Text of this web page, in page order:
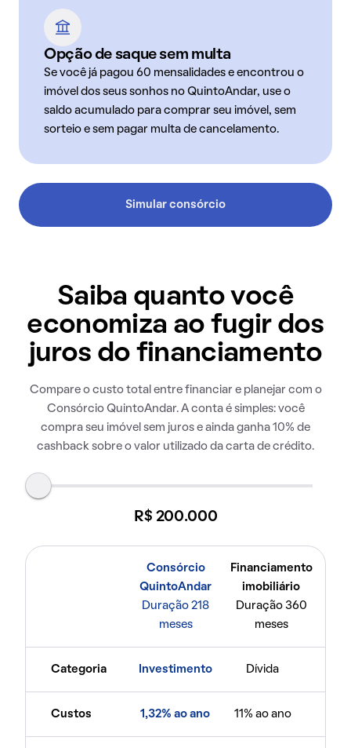
Opção de saque sem multa
Se você já pagou 60 mensalidades e encontrou o
imóvel dos seus sonhos no QuintoAndar, use o
saldo acumulado para comprar seu imóvel, sem
sorteio e sem pagar multa de cancelamento.
Simular consórcio
Saiba quanto você
economiza ao fugir dos
juros do financiamento
Compare o custo total entre financiar e planejar com o
Consórcio QuintoAndar. A conta é simples: você
compra seu imóvel sem juros e ainda ganha 10% de
cashback sobre o valor utilizado da carta de crédito.
R$ 200.000
Consórcio
QuintoAndar
Duração 218
meses
Financiamento
imobiliário
Duração 360
meses
Categoria Investimento Dívida
Custos 1,32% ao ano 11% ao ano